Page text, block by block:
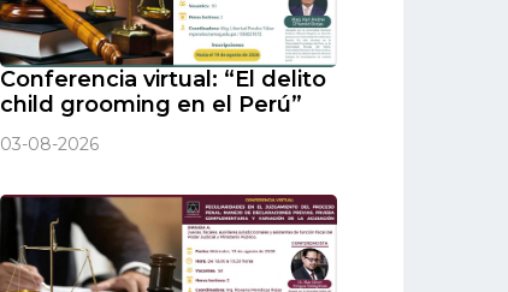
Conferencia virtual: “El delito
child grooming en el Perú”
03-08-2026